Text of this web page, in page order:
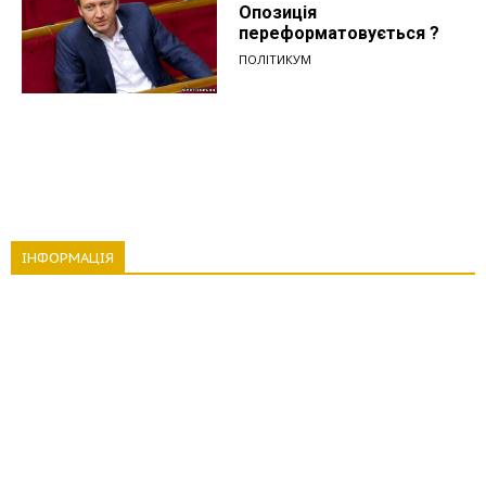
Опозиція
переформатовується ?
ПОЛІТИКУМ
ІНФОРМАЦІЯ